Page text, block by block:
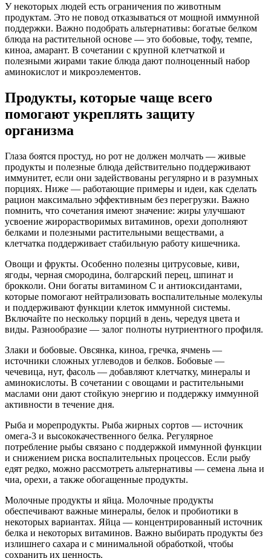
У некоторых людей есть ограничения по животным
продуктам. Это не повод отказываться от мощной иммунной
поддержки. Важно подобрать альтернативы: богатые белком
блюда на растительной основе — это бобовые, тофу, темпе,
киноа, амарант. В сочетании с крупной клетчаткой и
полезными жирами такие блюда дают полноценный набор
аминокислот и микроэлементов.
Продукты, которые чаще всего
помогают укреплять защиту
организма
Глаза боятся простуд, но рот не должен молчать — живые
продукты и полезные блюда действительно поддерживают
иммунитет, если они задействованы регулярно и в разумных
порциях. Ниже — работающие примеры и идеи, как сделать
рацион максимально эффективным без перегрузки. Важно
помнить, что сочетания имеют значение: жиры улучшают
усвоение жирорастворимых витаминов, орехи дополняют
белками и полезными растительными веществами, а
клетчатка поддерживает стабильную работу кишечника.
Овощи и фрукты. Особенно полезны цитрусовые, киви,
ягоды, черная смородина, болгарский перец, шпинат и
брокколи. Они богаты витамином C и антиоксидантами,
которые помогают нейтрализовать воспалительные молекулы
и поддерживают функции клеток иммунной системы.
Включайте по нескольку порций в день, чередуя цвета и
виды. Разнообразие — залог полноты нутриентного профиля.
Злаки и бобовые. Овсянка, киноа, гречка, ячмень —
источники сложных углеводов и белков. Бобовые —
чечевица, нут, фасоль — добавляют клетчатку, минералы и
аминокислоты. В сочетании с овощами и растительными
маслами они дают стойкую энергию и поддержку иммунной
активности в течение дня.
Рыба и морепродукты. Рыба жирных сортов — источник
омега-3 и высококачественного белка. Регулярное
потребление рыбы связано с поддержкой иммунной функции
и снижением риска воспалительных процессов. Если рыбу
едят редко, можно рассмотреть альтернативы — семена льна и
чиа, орехи, а также обогащенные продукты.
Молочные продукты и яйца. Молочные продукты
обеспечивают важные минералы, белок и пробиотики в
некоторых вариантах. Яйца — концентрированный источник
белка и некоторых витаминов. Важно выбирать продукты без
излишнего сахара и с минимальной обработкой, чтобы
сохранить их ценность.